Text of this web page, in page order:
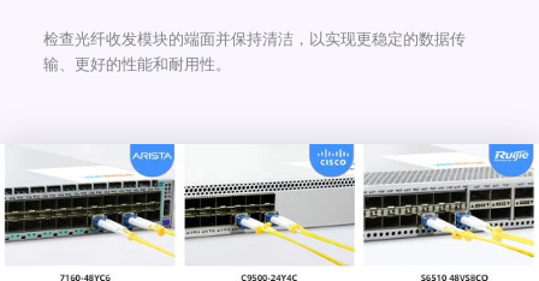
检查光纤收发模块的端面并保持清洁，以实现更稳定的数据传
输、更好的性能和耐用性。